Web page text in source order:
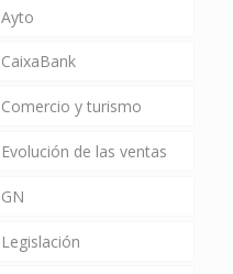
Ayto
CaixaBank
Comercio y turismo
Evolución de las ventas
GN
Legislación